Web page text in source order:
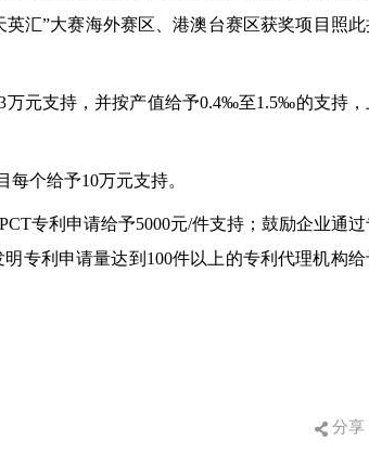
英汇”大赛海外赛区、港澳台赛区获奖项目照此
万元支持，并按产值给予0.4‰至1.5‰的支持，
每个给予10万元支持。
PCT专利申请给予5000元/件支持；鼓励企业通过
专利申请量达到 100件以上的专利代理机构给
分享